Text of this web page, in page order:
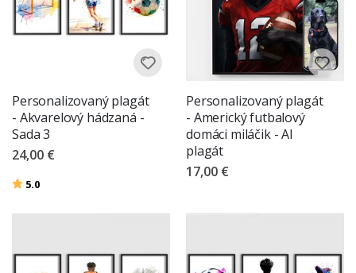
Personalizovaný plagát
- Akvarelový hádzaná -
Sada 3
24,00 €
Hodnotenie:
5.0
Personalizovaný plagát
- Americký futbalový
domáci miláčik - AI
plagát
17,00 €